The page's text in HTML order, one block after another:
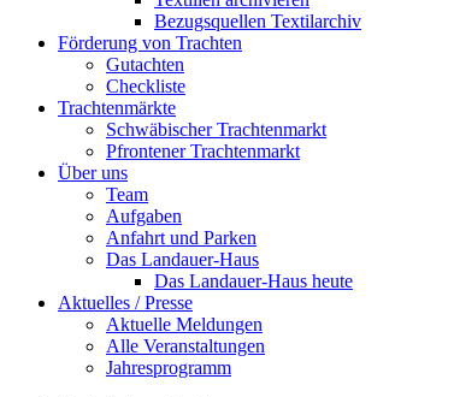
Bezugsquellen Textilarchiv
Förderung von Trachten
Gutachten
Checkliste
Trachtenmärkte
Schwäbischer Trachtenmarkt
Pfrontener Trachtenmarkt
Über uns
Team
Aufgaben
Anfahrt und Parken
Das Landauer-Haus
Das Landauer-Haus heute
Aktuelles / Presse
Aktuelle Meldungen
Alle Veranstaltungen
Jahresprogramm